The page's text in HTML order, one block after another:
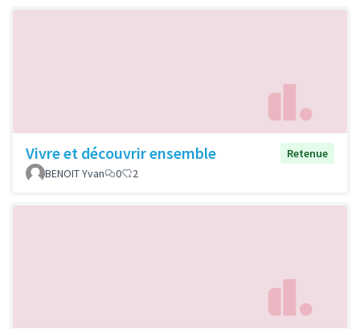
Vivre et découvrir ensemble
Retenue
BENOIT Yvan
0 2